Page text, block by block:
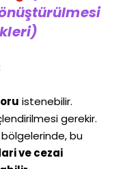
istenebilir.
gerekir.
bu
ve cezai